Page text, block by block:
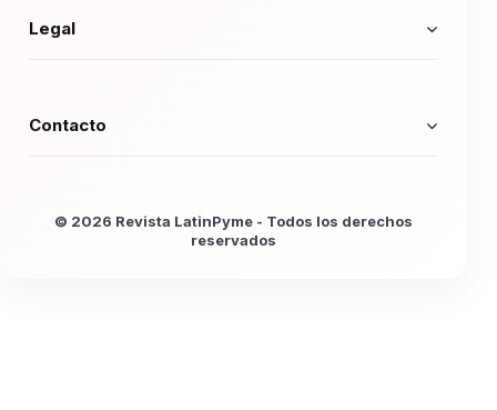
Legal
Contacto
© 2026 Revista LatinPyme - Todos los derechos
reservados